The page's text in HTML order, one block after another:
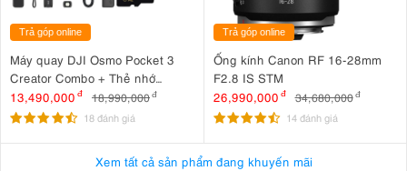
Trả góp online
Máy quay DJI Osmo Pocket 3
Creator Combo + Thẻ nhớ
MicroSDXC Sandisk Extreme
Pro 256GB 200MB/140MB/s
13,490,000 đ 18,990,000đ
18 đánh giá
Trả góp online
Ống kính Canon RF 16-28mm
F2.8 IS STM
26,990,000 đ 34,680,000 đ
14 đánh giá
Xem tất cả sản phẩm đang khuyến mãi